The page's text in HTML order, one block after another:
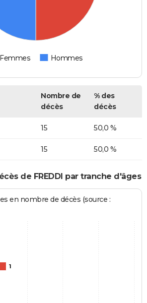
Femmes Hommes
Nombre de
décès
% des
décès
15 50,0 %
15 50,0 %
de FREDDI par tranche d'âges
en nombre de décès (source :
1